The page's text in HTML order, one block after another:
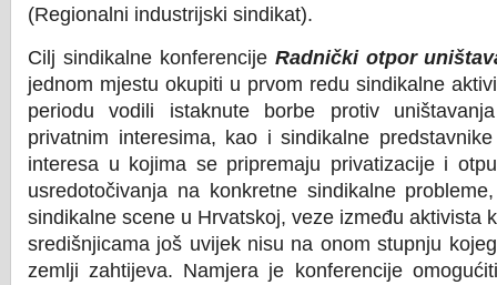
(Regionalni industrijski sindikat).
Cilj sindikalne konferencije Radnički otpor
jednom mjestu okupiti u prvom redu sindikalne
periodu vodili istaknute borbe protiv
privatnim interesima, kao i sindikalne
interesa u kojima se pripremaju privatizacije i
usredotočivanja na konkretne sindikalne
sindikalne scene u Hrvatskoj, veze između aktivista
središnjicama još uvijek nisu na onom stupnju
zemlji zahtijeva. Namjera je konferencije